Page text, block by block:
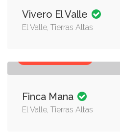
Vivero El Valle
El Valle, Tierras Altas
Finca Mana
El Valle, Tierras Altas